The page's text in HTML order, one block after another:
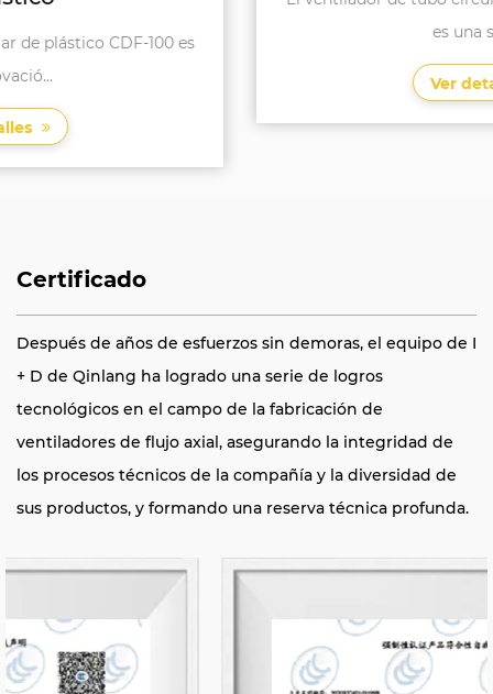
Certificado
Después de años de esfuerzos sin demoras, el equipo de I
+ D de Qinlang ha logrado una serie de logros
tecnológicos en el campo de la fabricación de
ventiladores de flujo axial, asegurando la integridad de
los procesos técnicos de la compañía y la diversidad de
sus productos, y formando una reserva técnica profunda.